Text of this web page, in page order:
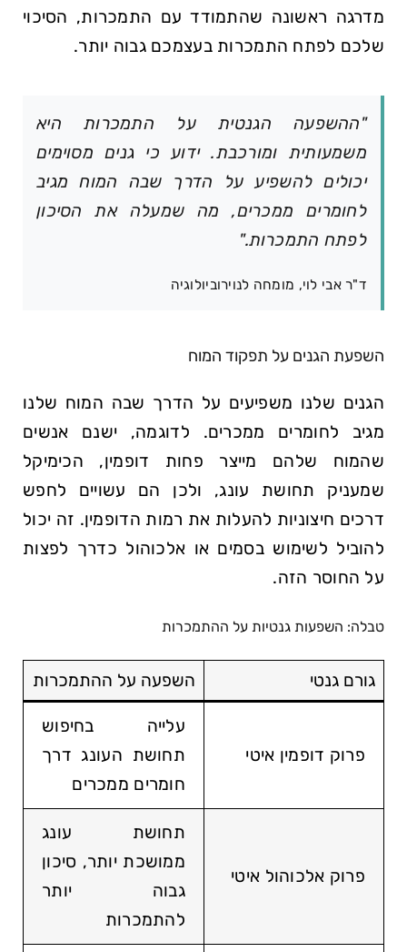
מדרגה ראשונה שהתמודד עם התמכרות, הסיכוי
שלכם לפתח התמכרות בעצמכם גבוה יותר.
"ההשפעה הגנטית על התמכרות היא
משמעותית ומורכבת. ידוע כי גנים מסוימים
יכולים להשפיע על הדרך שבה המוח מגיב
לחומרים ממכרים, מה שמעלה את הסיכון
לפתח התמכרות."
ד"ר אבי לוי, מומחה לנוירוביולוגיה
השפעת הגנים על תפקוד המוח
הגנים שלנו משפיעים על הדרך שבה המוח שלנו
מגיב לחומרים ממכרים. לדוגמה, ישנם אנשים
שהמוח שלהם מייצר פחות דופמין, הכימיקל
שמעניק תחושת עונג, ולכן הם עשויים לחפש
דרכים חיצוניות להעלות את רמות הדופמין. זה יכול
להוביל לשימוש בסמים או אלכוהול כדרך לפצות
על החוסר הזה.
טבלה: השפעות גנטיות על ההתמכרות
גורם גנטי השפעה על ההתמכרות
פרוק דופמין איטי
עלייה בחיפוש
תחושת העונג דרך
חומרים ממכרים
פרוק אלכוהול איטי
תחושת עונג
ממושכת יותר, סיכון
גבוה יותר
להתמכרות